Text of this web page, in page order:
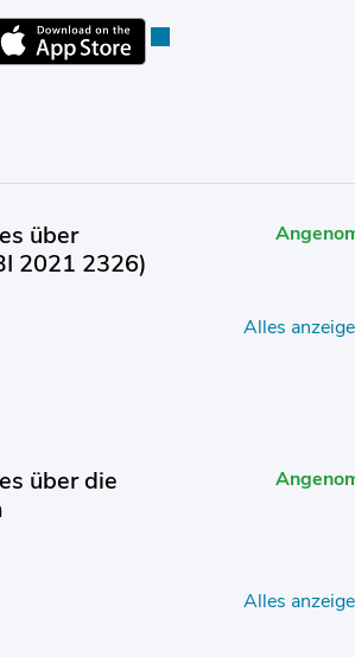
Link wird in einem neuen Fenster
Externer Link wird in
über
2021 2326)
Alles
über die
Alles